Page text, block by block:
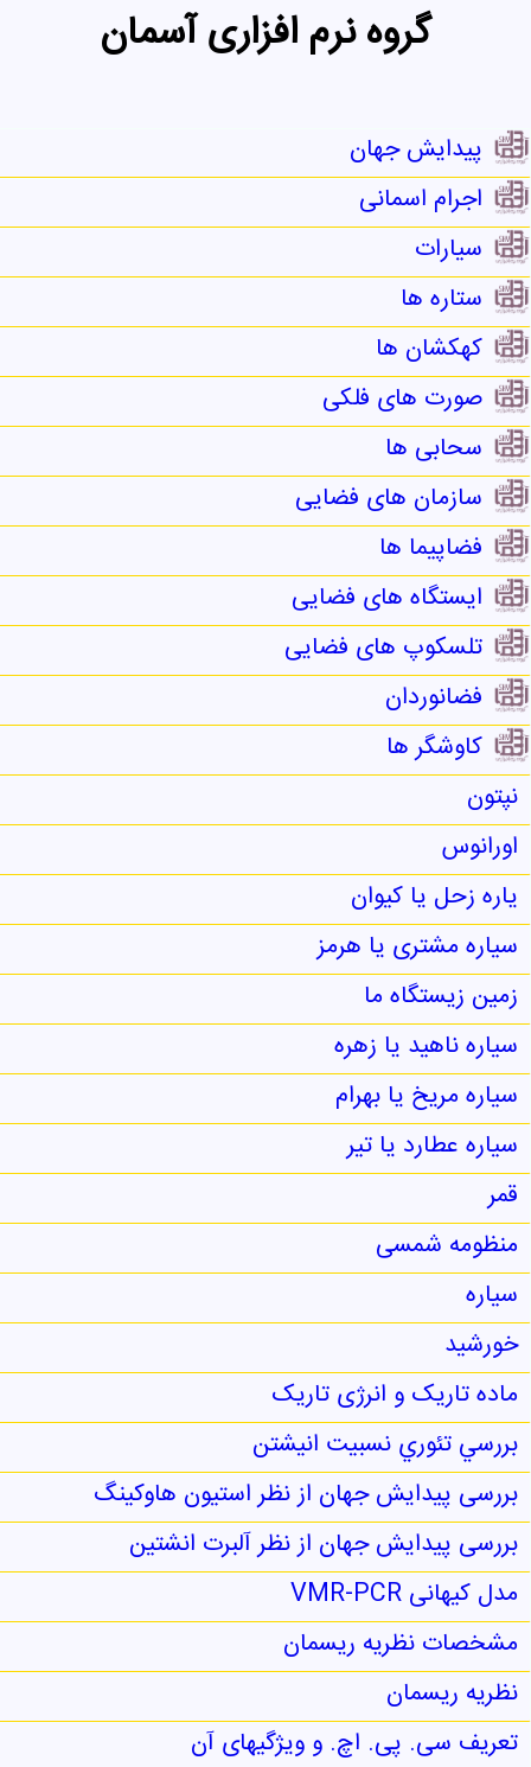
گروه نرم افزاری آسمان
پیدایش جهان
اجرام اسمانی
سیارات
ستاره ها
کهکشان ها
صورت های فلکی
سحابی ها
سازمان های فضایی
فضاپیما ها
ایستگاه های فضایی
تلسکوپ های فضایی
فضانوردان
کاوشگر ها
نپتون
اورانوس
یاره زحل یا کیوان
سیاره مشتری یا هرمز
زمین زیستگاه ما
سیاره ناهید یا زهره
سیاره مریخ یا بهرام
سیاره عطارد یا تیر
قمر
منظومه شمسی
سیاره
خورشید
ماده تاریک و انرژی تاریک
بررسي تئوري نسبيت انيشتن
بررسی پیدایش جهان از نظر استيون هاوکينگ
بررسی پیدایش جهان از نظر آلبرت انشتین
مدل کیهانی VMR-PCR
مشخصات نظریه ریسمان
نظریه ریسمان
تعریف سی. پی. اچ. و ویژگیهای آن